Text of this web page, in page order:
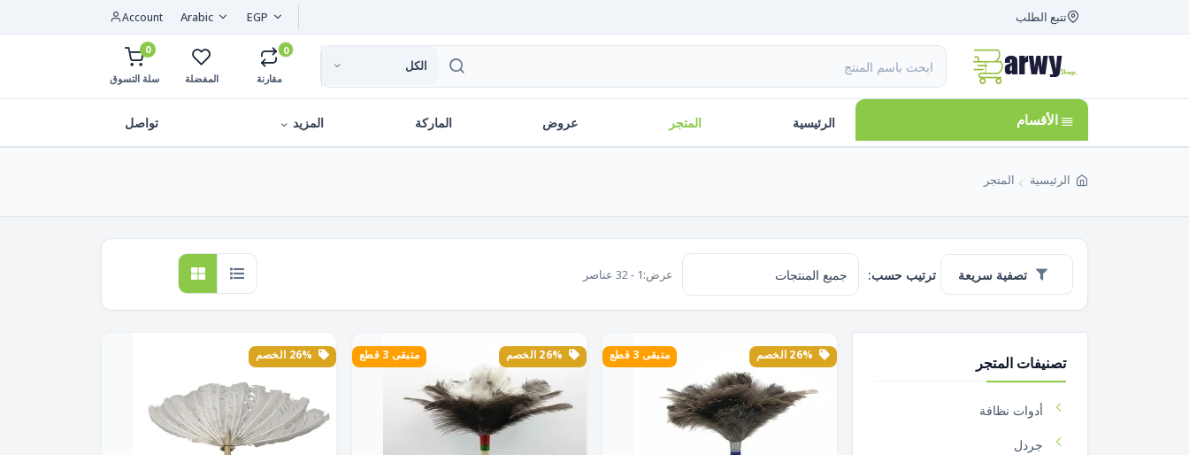
تتبع الطلب EGP
Arabic
Account
الكل
0
مقارنة المفضلة
0
سلة التسوق
الأقسام الرئيسية المتجر عروض الماركة المزيد تواصل
الرئيسية المتجر
تصفية سريعة ترتيب حسب: عرض:1 - 32 عناصر
متبقى 3 قطع متبقى 3 قطع تصنيفات المتجر
أدوات نظافة
جردل